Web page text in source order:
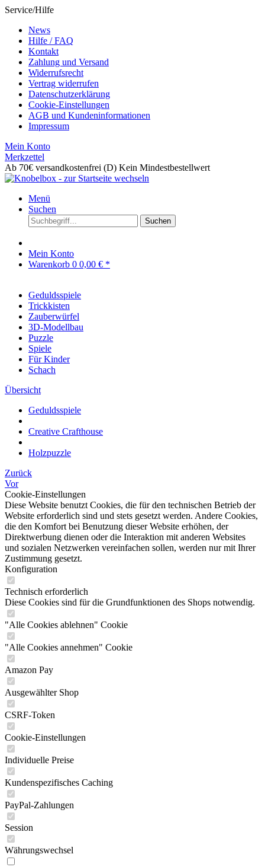
Service/Hilfe
News
Hilfe / FAQ
Kontakt
Zahlung und Versand
Widerrufsrecht
Vertrag widerrufen
Datenschutzerklärung
Cookie-Einstellungen
AGB und Kundeninformationen
Impressum
Mein Konto
Merkzettel
Ab 70€ versandkostenfrei (D) Kein Mindestbestellwert
Menü
Suchen
Suchen
Mein Konto
Warenkorb 0 0,00 € *
Geduldsspiele
Trickkisten
Zauberwürfel
3D-Modellbau
Puzzle
Spiele
Für Kinder
Schach
Übersicht
Geduldsspiele
Creative Crafthouse
Holzpuzzle
Zurück
Vor
Cookie-Einstellungen
Diese Website benutzt Cookies, die für den technischen Betrieb der
Website erforderlich sind und stets gesetzt werden. Andere Cookies,
die den Komfort bei Benutzung dieser Website erhöhen, der
Direktwerbung dienen oder die Interaktion mit anderen Websites
und sozialen Netzwerken vereinfachen sollen, werden nur mit Ihrer
Zustimmung gesetzt.
Konfiguration
Technisch erforderlich
Diese Cookies sind für die Grundfunktionen des Shops notwendig.
"Alle Cookies ablehnen" Cookie
"Alle Cookies annehmen" Cookie
Amazon Pay
Ausgewählter Shop
CSRF-Token
Cookie-Einstellungen
Individuelle Preise
Kundenspezifisches Caching
PayPal-Zahlungen
Session
Währungswechsel